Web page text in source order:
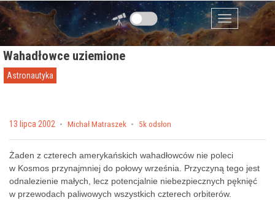
Przejdź do zawartości
Menu
Wahadłowce uziemione
Astronautyka
Posted on
13 lipca 2002 by Michał Matraszek 5k odsłon
Żaden z czterech amerykańskich wahadłowców nie poleci
w Kosmos przynajmniej do połowy września. Przyczyną tego jest
odnalezienie małych, lecz potencjalnie niebezpiecznych pęknięć
w przewodach paliwowych wszystkich czterech orbiterów.